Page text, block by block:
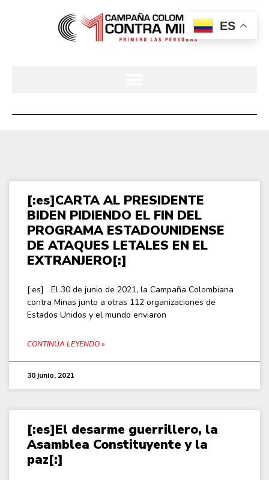
[:es]CARTA AL PRESIDENTE
BIDEN PIDIENDO EL FIN DEL
PROGRAMA ESTADOUNIDENSE
DE ATAQUES LETALES EN EL
EXTRANJERO[:]
[:es] El 30 de junio de 2021, la Campaña Colombiana
contra Minas junto a otras 112 organizaciones de
Estados Unidos y el mundo enviaron
CONTINÚA LEYENDO »
30 junio, 2021
[:es]El desarme guerrillero, la
Asamblea Constituyente y la
paz[:]
ES